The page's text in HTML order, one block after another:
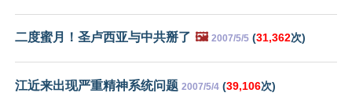
二度蜜月！圣卢西亚与中共掰了 🖼️ 2007/5/5 (31,362次)
江近来出现严重精神系统问题 2007/5/4 (39,106次)